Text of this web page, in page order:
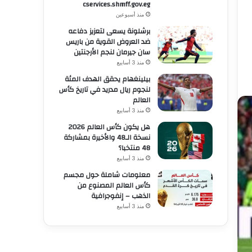
cservices.shmff.gov.eg
منذ أسبوعين
برشلونة يسعى لتعزيز دفاعه
ضد العروض القوية من باريس
سان جيرمان لنجم الأرجنتين
منذ 3 أسابيع
بيلينغهام يحقق الهدف المئة
لنجوم ريال مدريد في تاريخ كأس
العالم
منذ 3 أسابيع
هل يكون كأس العالم 2026
نسخة الـ48 والأخيرة بمشاركة
48 منتخبا؟
منذ 3 أسابيع
معلومات شاملة حول مجسم
كأس العالم المصنوع من
الذهب – إنفوجرافية
منذ 3 أسابيع